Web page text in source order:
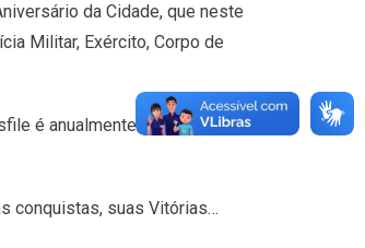
da Cidade, que neste
Militar, Exército, Corpo de
é anualmente organizado
conquistas, suas Vitórias…